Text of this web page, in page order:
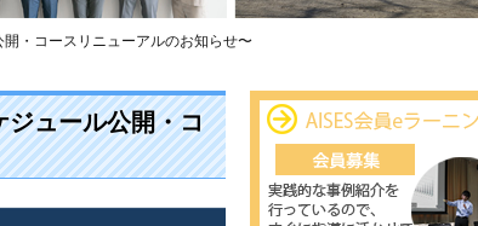
・コースリニューアルのお知らせ〜
ュール公開・コ